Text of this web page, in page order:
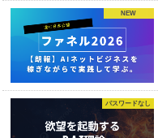
NEW
パスワードなし